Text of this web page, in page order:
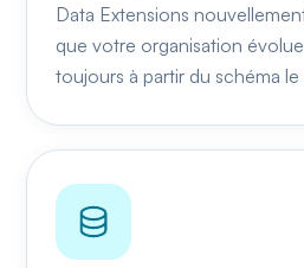
Data Extensions
que votre organisation
toujours à partir du schéma